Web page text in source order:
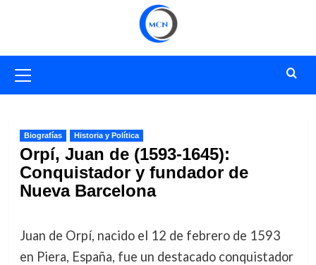
primario
Biografías Historia y Política
Orpí, Juan de (1593-1645):
Conquistador y fundador de
Nueva Barcelona
Juan de Orpí, nacido el 12 de febrero de 1593
en Piera, España, fue un destacado conquistador